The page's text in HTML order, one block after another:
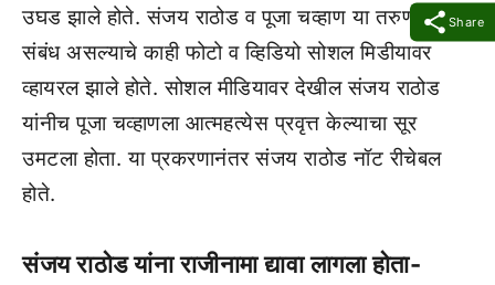
Share
उघड झाले होते. संजय राठोड व पूजा चव्हाण या तरुणीचे
संबंध असल्याचे काही फोटो व व्हिडियो सोशल मिडीयावर
व्हायरल झाले होते. सोशल मीडियावर देखील संजय राठोड
यांनीच पूजा चव्हाणला आत्महत्येस प्रवृत्त केल्याचा सूर
उमटला होता. या प्रकरणानंतर संजय राठोड नॉट रीचेबल
होते.
संजय राठोड यांना राजीनामा द्यावा लागला होता-